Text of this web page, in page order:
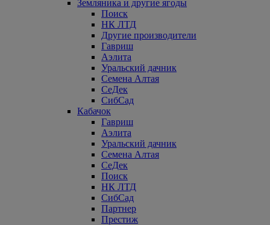
Земляника и другие ягоды
Поиск
НК ЛТД
Другие производители
Гавриш
Аэлита
Уральский дачник
Семена Алтая
СеДек
СибСад
Кабачок
Гавриш
Аэлита
Уральский дачник
Семена Алтая
СеДек
Поиск
НК ЛТД
СибСад
Партнер
Престиж